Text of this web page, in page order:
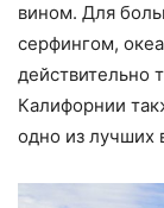
вином. Для
серфингом,
действительно
Калифорнии
одно из лучших